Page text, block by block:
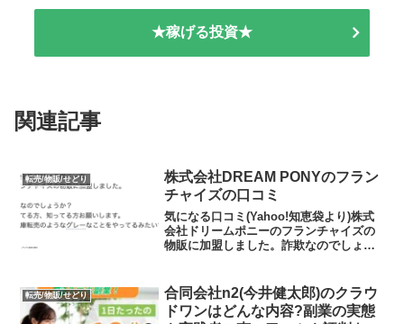
★稼げる投資★
関連記事
転売/物販/せどり
株式会社DREAM PONYのフラン
チャイズの口コミ
気になる口コミ(Yahoo!知恵袋より)株式
会社ドリームポニーのフランチャイズの
物販に加盟しました。詐欺なのでしょう
やってるみたいですが本当に大丈夫なの
でしょうか。※解...
転売/物販/せどり
合同会社n2(今井健太郎)のクラウ
ドワンはどんな内容?副業の実態